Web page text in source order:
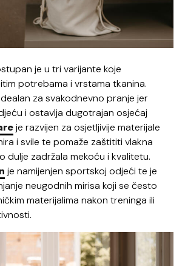
je u tri varijante koje
potrebama i vrstama tkanina.
za svakodnevno pranje jer
i ostavlja dugotrajan osjećaj
je razvijen za osjetljivije materijale
i svile te pomaže zaštititi vlakna
dulje zadržala mekoću i kvalitetu.
je namijenjen sportskoj odjeći te je
neugodnih mirisa koji se često
materijalima nakon treninga ili